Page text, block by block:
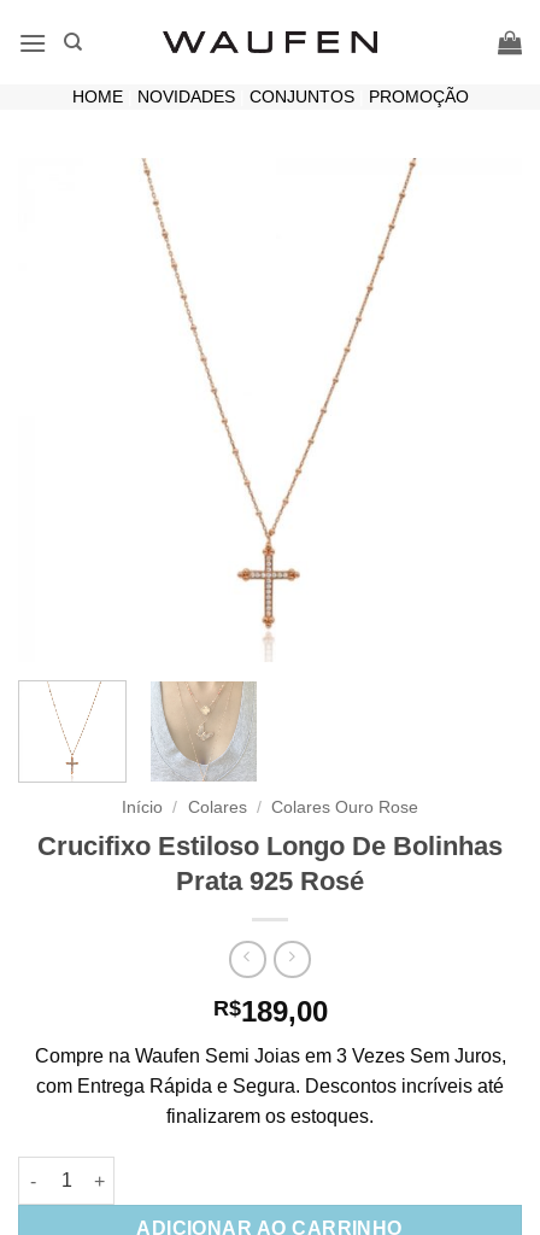
HOME| NOVIDADES| CONJUNTOS| PROMOÇÃO
Início / Colares / Colares Ouro Rose
Crucifixo Estiloso Longo De Bolinhas
Prata 925 Rosé
R$189,00
Compre na Waufen Semi Joias em 3 Vezes Sem Juros,
com Entrega Rápida e Segura. Descontos incríveis até
finalizarem os estoques.
Crucifixo Estiloso Longo De Bolinhas Prata 925 Rosé
ADICIONAR AO CARRINHO